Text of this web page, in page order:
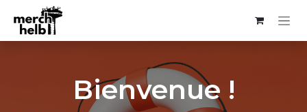
Se rendre au contenu
Bienvenue !